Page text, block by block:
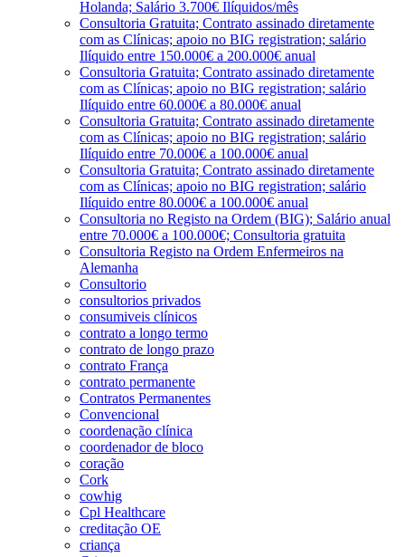
Holanda; Salário 3.700€ Ilíquidos/mês
Consultoria Gratuita; Contrato assinado diretamente
com as Clínicas; apoio no BIG registration; salário
Ilíquido entre 150.000€ a 200.000€ anual
Consultoria Gratuita; Contrato assinado diretamente
com as Clínicas; apoio no BIG registration; salário
Ilíquido entre 60.000€ a 80.000€ anual
Consultoria Gratuita; Contrato assinado diretamente
com as Clínicas; apoio no BIG registration; salário
Ilíquido entre 70.000€ a 100.000€ anual
Consultoria Gratuita; Contrato assinado diretamente
com as Clínicas; apoio no BIG registration; salário
Ilíquido entre 80.000€ a 100.000€ anual
Consultoria no Registo na Ordem (BIG); Salário anual
entre 70.000€ a 100.000€; Consultoria gratuita
Consultoria Registo na Ordem Enfermeiros na
Alemanha
Consultorio
consultorios privados
consumiveis clínicos
contrato a longo termo
contrato de longo prazo
contrato França
contrato permanente
Contratos Permanentes
Convencional
coordenação clínica
coordenador de bloco
coração
Cork
cowhig
Cpl Healthcare
creditação OE
criança